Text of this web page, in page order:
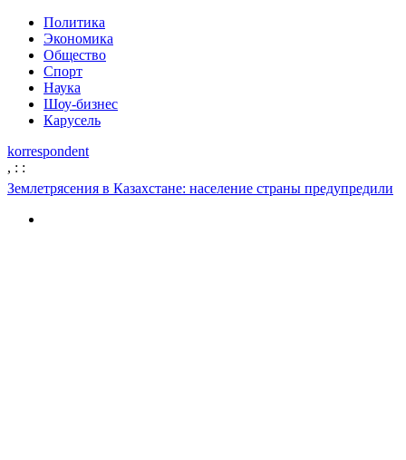
Политика
Экономика
Общество
Спорт
Наука
Шоу-бизнес
Карусель
korrespondent
, : :
Землетрясения в Казахстане: население страны предупредили